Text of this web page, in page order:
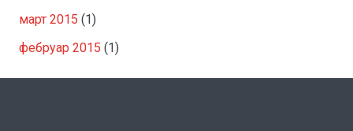
март 2015 (1)
фебруар 2015 (1)